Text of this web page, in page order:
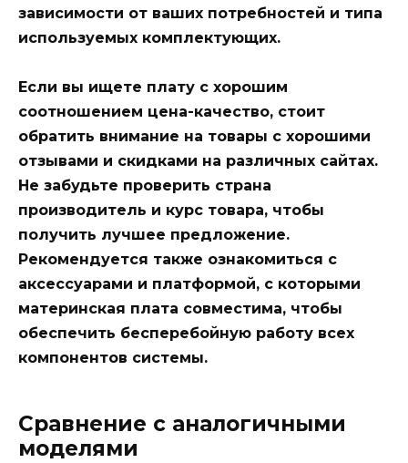
зависимости от ваших потребностей и типа
используемых комплектующих.
Если вы ищете плату с хорошим
соотношением цена-качество, стоит
обратить внимание на товары с хорошими
отзывами и скидками на различных сайтах.
Не забудьте проверить страна
производитель и курс товара, чтобы
получить лучшее предложение.
Рекомендуется также ознакомиться с
аксессуарами и платформой, с которыми
материнская плата совместима, чтобы
обеспечить бесперебойную работу всех
компонентов системы.
Сравнение с аналогичными
моделями